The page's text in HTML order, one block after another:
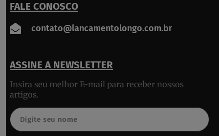
FALE CONOSCO
contato@lancamentolongo.com.br
ASSINE A NEWSLETTER
Insira seu melhor E-mail para receber nossos
artigos.
Nome